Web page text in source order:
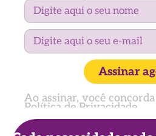
Assinar
Ao assinar, você
Política de Privacidade